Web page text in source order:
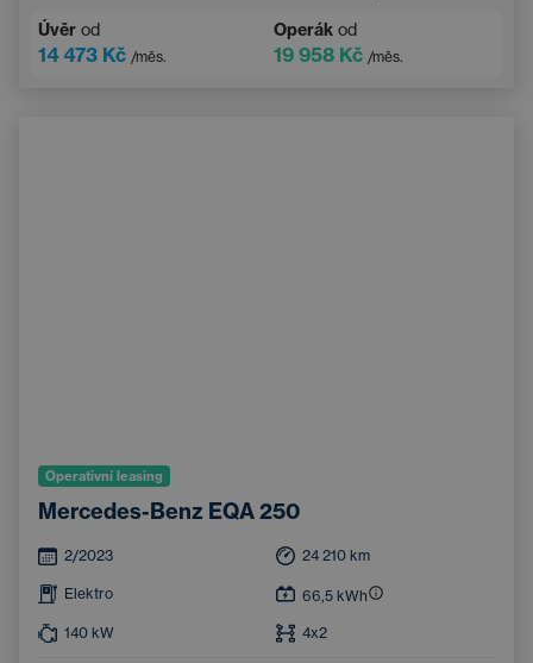
Úvěr od
14 473 Kč /měs.
Operák od
19 958 Kč /měs.
Operativní leasing
Mercedes-Benz EQA 250
2/2023 24 210 km
Elektro 66,5 kWh
140 kW 4x2